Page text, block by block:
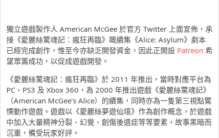
獨立遊戲製作人 American McGee 於官方 Twitter 上面宣佈，承
接《愛麗絲驚魂記：瘋狂再臨》嘅續集《Alice: Asylum》劇本
已經完成創作，惟至今亦缺乏開發資金，因此正開設 Patreon 希
望眾籌成功，以促成遊戲開發。
《愛麗絲驚魂記：瘋狂再臨》於 2011 年推出，當時對應平台為
PC、PS3 及 Xbox 360，為 2000 年推出遊戲《愛麗絲驚魂記》
（American McGee’s Alice）的續集，同時亦為一隻第三視點驚
慄動作遊戲。遊戲以《愛麗絲夢遊仙境》作為創作概念，於遊戲
中加入大量精神分裂、幻覺、創傷後遺症等等要素，故事黑暗而
沉重，備受玩家好評。